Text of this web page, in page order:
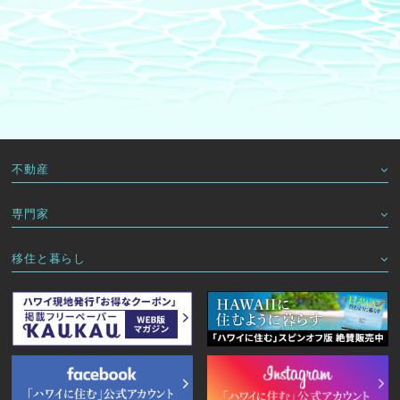
不動産
専門家
移住と暮らし